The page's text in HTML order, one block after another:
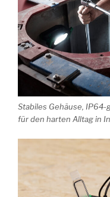
Stabiles Gehäuse,
für den harten Alltag in